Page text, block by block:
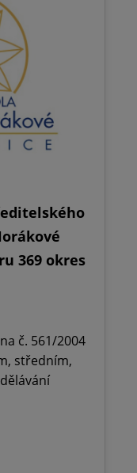
369 okres
č. 561/2004
středním,